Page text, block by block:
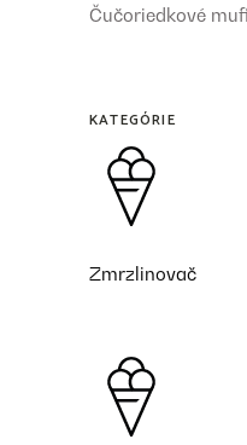
Čučoriedkové
KATEGÓRIE
Zmrzlinovač